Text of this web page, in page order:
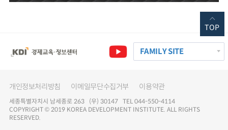
FAMILY SITE
개인정보처리방침 이메일무단수집거부 이용약관
세종특별자치시 남세종로 263 (우) 30147 TEL 044-550-4114
COPYRIGHT © 2019 KOREA DEVELOPMENT INSTITUTE. ALL RIGHTS
RESERVED.
TOP